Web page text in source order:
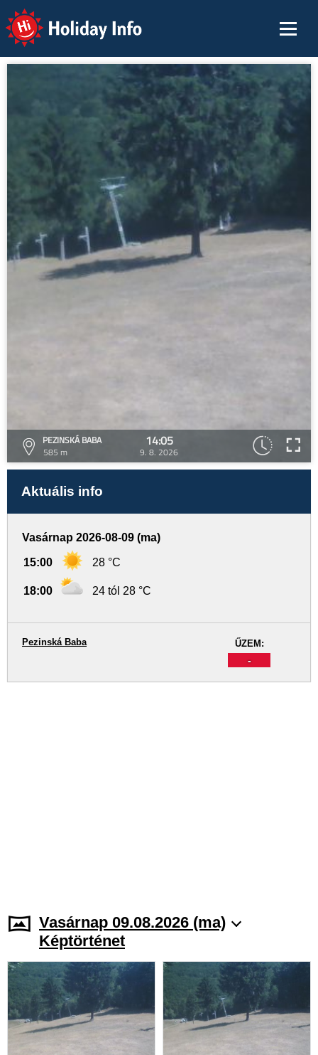
Holiday Info
PEZINSKÁ BABA
585 m
14:05
9. 8. 2026
Aktuális info
Vasárnap 2026-08-09 (ma)
15:00 28 °C
18:00 24 tól 28 °C
ŰZEM:
-
Pezinská Baba
Vasárnap 09.08.2026 (ma)
Képtörténet